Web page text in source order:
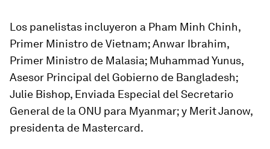
Los panelistas incluyeron a Pham Minh Chinh,
Primer Ministro de Vietnam; Anwar Ibrahim,
Primer Ministro de Malasia; Muhammad Yunus,
Asesor Principal del Gobierno de Bangladesh;
Julie Bishop, Enviada Especial del Secretario
General de la ONU para Myanmar; y Merit Janow,
presidenta de Mastercard.